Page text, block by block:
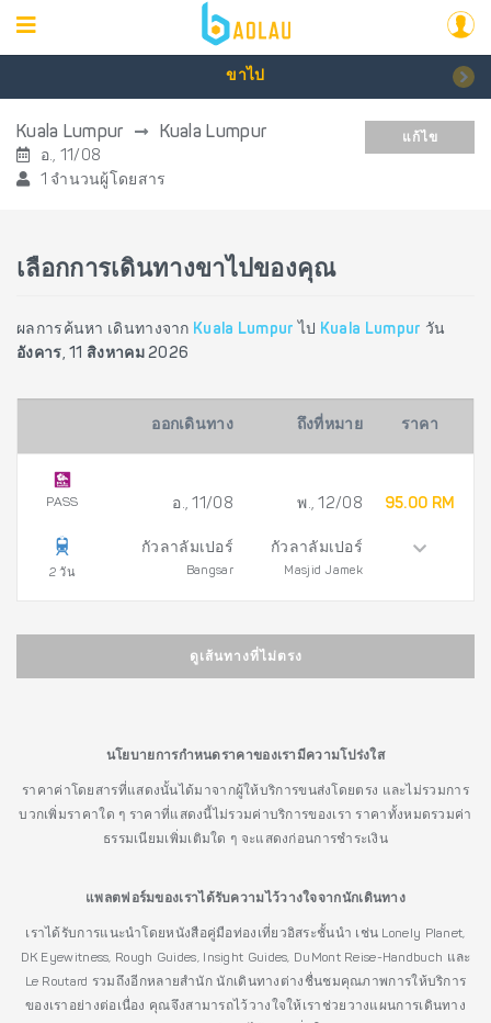
ขาไป
Kuala Lumpur Kuala Lumpur
อ., 11/08
1 จำนวนผู้โดยสาร
แก้ไข
เลือกการเดินทางขาไปของคุณ
ผลการค้นหา เดินทางจาก Kuala Lumpur ไป Kuala Lumpur วัน
อังคาร, 11 สิงหาคม 2026
ออกเดินทาง ถึงที่หมาย ราคา
PASS
2 วัน
อ., 11/08
กัวลาลัมเปอร์
Bangsar
พ., 12/08
กัวลาลัมเปอร์
Masjid Jamek
95.00 RM
ดูเส้นทางที่ไม่ตรง
นโยบายการกำหนดราคาของเรามีความโปร่งใส
ราคาค่าโดยสารที่แสดงนั้นได้มาจากผู้ให้บริการขนส่งโดยตรง และไม่รวมการ
บวกเพิ่มราคาใด ๆ ราคาที่แสดงนี้ไม่รวมค่าบริการของเรา ราคาทั้งหมดรวมค่า
ธรรมเนียมเพิ่มเติมใด ๆ จะแสดงก่อนการชำระเงิน
แพลตฟอร์มของเราได้รับความไว้วางใจจากนักเดินทาง
เราได้รับการแนะนำโดยหนังสือคู่มือท่องเที่ยวอิสระชั้นนำ เช่น Lonely Planet,
DK Eyewitness, Rough Guides, Insight Guides, DuMont Reise-Handbuch และ
Le Routard รวมถึงอีกหลายสำนัก นักเดินทางต่างชื่นชมคุณภาพการให้บริการ
ของเราอย่างต่อเนื่อง คุณจึงสามารถไว้วางใจให้เราช่วยวางแผนการเดินทาง